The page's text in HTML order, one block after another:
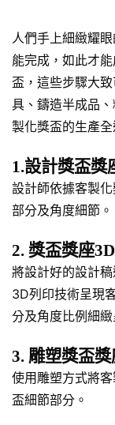
人們手上細緻耀
能完成，如此才
盃，這些步驟大
具、鑄造半成品
製化獎盃的生產全
1.設計獎盃獎
設計師依據客製
部分及角度細節。
2. 獎盃獎座
將設計好的設計
3D列印技術呈現
分及角度比例細緻
3. 雕塑獎盃獎
使用雕塑方式將
盃細節部分。